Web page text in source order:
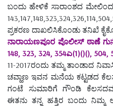
ಬಂದು ಹೇಳಿಕೆ ಸಾರಾಂಶದ ಮೇಲಿಂದ
ಪ್ರಕರಣ ದಾಖಲಿಸಿಕೊಂಡು ತನಿಖೆ
ನಾರಾಯಣಪೂರ ಪೊಲೀಸ್ ಠಾಣೆ
148, 323, 324, 354ಎ(1)()(),
11-2017ರಂದು ತಮ್ಮ ತಾಂಡಾದ
ಚವ್ಹಾಣ ಇವನ ಮನೆಯ ಕಟ್ಟಡದ
ಗಂಟೆ ಸುಮಾರಿಗೆ ಗೌಂಡಿ
ಈತನು ತನ್ನ ಹತ್ತಿರ ಬಂದು ನಿಮ್ಮ